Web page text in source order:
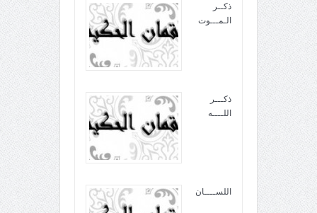
ذكــر
الـمـــوت
ذكـــر
اللــــه
اللســــان